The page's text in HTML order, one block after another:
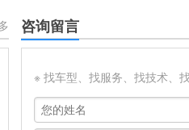
咨询留言
※ 找车型、找服务、找技术、